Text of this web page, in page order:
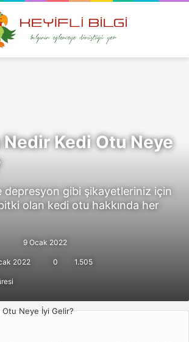
Kedi Otu Neye
depresyon gibi şikayetleriniz için
olan kedi otu hakkında her
göndermek
9 Ocak 2022
2022 0 1.505